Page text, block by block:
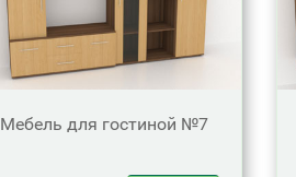
Мебель для гостиной №7